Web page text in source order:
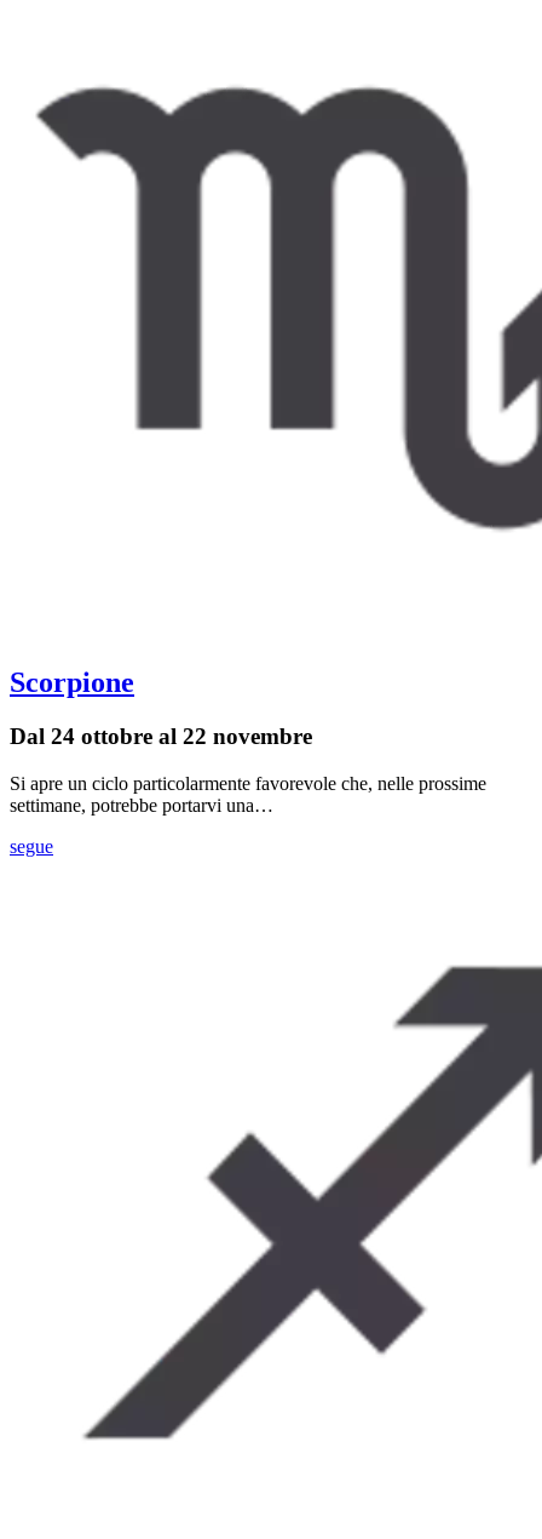
Scorpione
Dal 24 ottobre al 22 novembre
Si apre un ciclo particolarmente favorevole che, nelle prossime
settimane, potrebbe portarvi una…
segue